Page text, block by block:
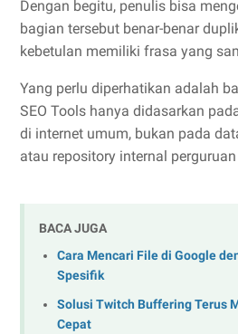
Dengan begitu, penulis bisa
bagian tersebut benar-benar
kebetulan memiliki frasa yang
Yang perlu diperhatikan adalah
SEO Tools hanya didasarkan
di internet umum, bukan pada
atau repository internal
BACA JUGA
Cara Mencari File di Google
Spesifik
Solusi Twitch Buffering Terus
Cepat